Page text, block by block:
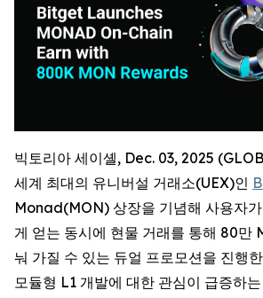
빅토리아 세이셸, Dec. 03, 2025
세계 최대의 유니버설 거래소(UEX)인
Monad(MON) 상장을 기념해 사용자
게 얻는 동시에 현물 거래를 통해 80만
눠 가질 수 있는 듀얼 프로모션을 진행
모듈형 L1 개발에 대한 관심이 급증하